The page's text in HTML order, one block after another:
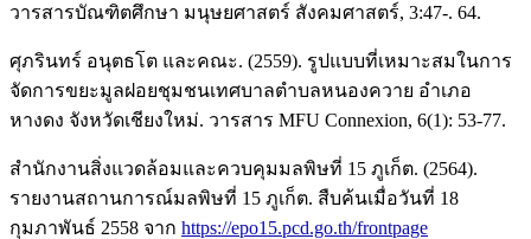
วารสารบัณฑิตศึกษา มนุษยศาสตร์ สังคมศาสตร์, 3:47-. 64.
ศุภรินทร์ อนุตธโต และคณะ. (2559). รูปแบบที่เหมาะสมในการ
จัดการขยะมูลฝอยชุมชนเทศบาลตำบลหนองควาย อำเภอ
หางดง จังหวัดเชียงใหม่. วารสาร MFU Connexion, 6(1): 53-77.
สำนักงานสิ่งแวดล้อมและควบคุมมลพิษที่ 15 ภูเก็ต. (2564).
รายงานสถานการณ์มลพิษที่ 15 ภูเก็ต. สืบค้นเมื่อวันที่ 18
กุมภาพันธ์ 2558 จาก https://epo15.pcd.go.th/frontpage